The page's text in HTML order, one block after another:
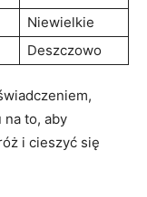
Niewielkie
Deszczowo
to, aby
‌i cieszyć się